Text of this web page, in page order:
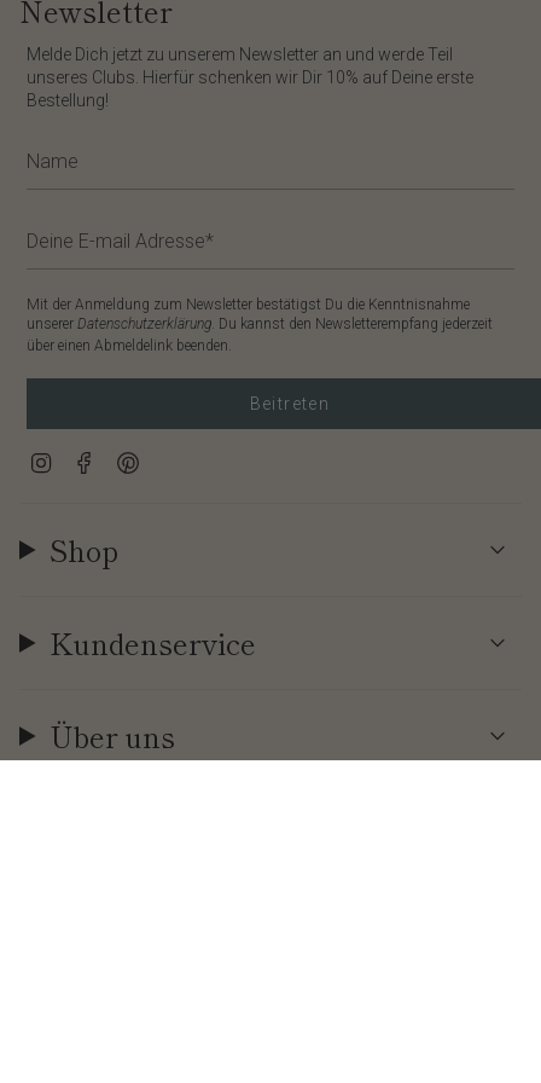
Newsletter
​Melde Dich jetzt zu unserem Newsletter an und werde Teil
unseres Clubs. Hierfür schenken wir Dir 10% auf Deine erste
Bestellung!
Mit der Anmeldung zum Newsletter bestätigst Du die Kenntnisnahme
unserer Datenschutzerklärung. Du kannst den Newsletterempfang jederzeit
über einen Abmeldelink beenden.
Beitreten
InstagramFacebook
Shop
Kundenservice
Über uns